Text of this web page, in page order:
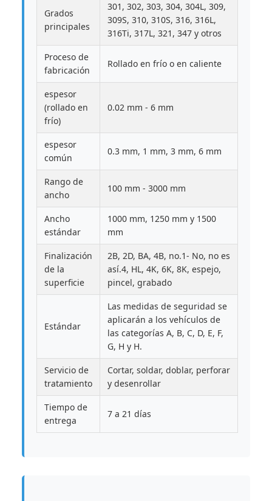
Grados
principales
301, 302, 303, 304, 304L, 309,
309S, 310, 310S, 316, 316L,
316Ti, 317L, 321, 347 y otros
Proceso de
fabricación
Rollado en frío o en caliente
espesor
(rollado en
frío)
0.02 mm - 6 mm
espesor
común
0.3 mm, 1 mm, 3 mm, 6 mm
Rango de
ancho
100 mm - 3000 mm
Ancho
estándar
1000 mm, 1250 mm y 1500
mm
Finalización
de la
superficie
2B, 2D, BA, 4B, no.1- No, no es
así.4, HL, 4K, 6K, 8K, espejo,
pincel, grabado
Estándar
Las medidas de seguridad se
aplicarán a los vehículos de
las categorías A, B, C, D, E, F,
G, H y H.
Servicio de
tratamiento
Cortar, soldar, doblar, perforar
y desenrollar
Tiempo de
entrega
7 a 21 días